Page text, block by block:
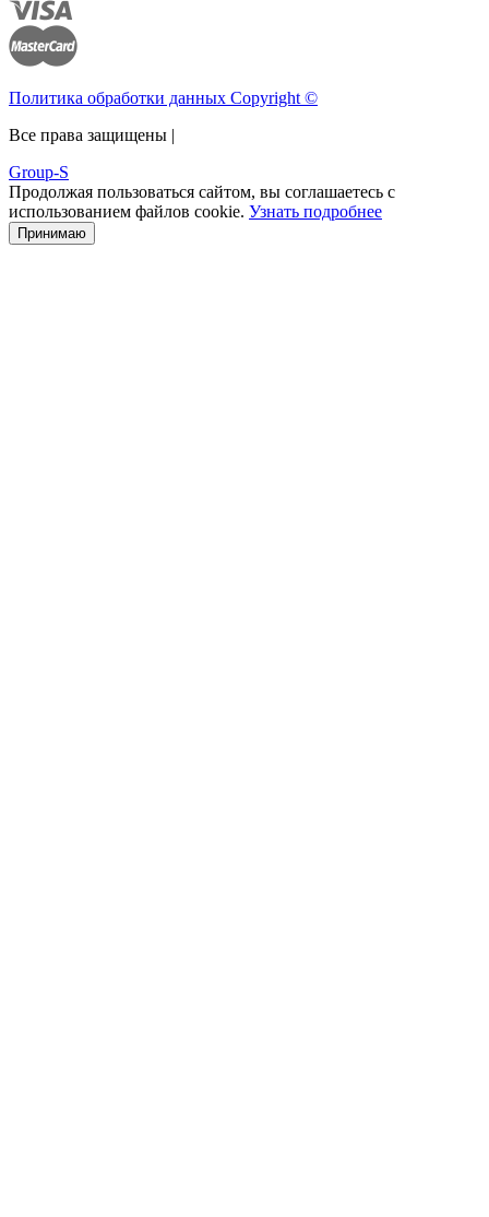
Политика обработки данных Copyright ©
Все права защищены |
Group-S
Продолжая пользоваться сайтом, вы соглашаетесь с
использованием файлов cookie. Узнать подробнее
Принимаю